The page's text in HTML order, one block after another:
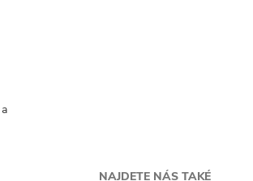
NAJDETE NÁS TAKÉ